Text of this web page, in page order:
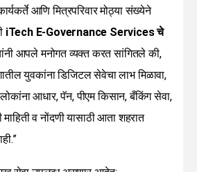
आणि मित्रपरिवार मोठ्या संख्येने
iTech E-Governance Services चे
आपले मनोगत व्यक्त करत सांगितले की,
युवकांना डिजिटल सेवेचा लाभ मिळावा,
आधार, पॅन, पीएम किसान, बँकिंग सेवा,
व नोंदणी यासाठी आता शहरात